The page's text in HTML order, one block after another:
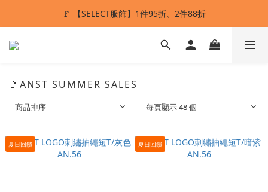
ANSTMADE｜任兩件送5%購物金💰
🚩 【SELECT服飾】1件95折、2件88折
多重好禮滿額贈🔥
🚩ANST SUMMER SALES
商品排序 每頁顯示 48 個
夏日回饋 夏日回饋